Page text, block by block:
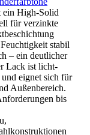
High-Solid
für verzinkte
stabil
– ein deutlicher
Lack ist licht-
eignet sich für
Außenbereich.
bis